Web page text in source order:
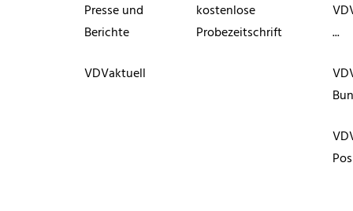
Presse und
Berichte
VDVaktuell
kostenlose
Probezeitschrift
...